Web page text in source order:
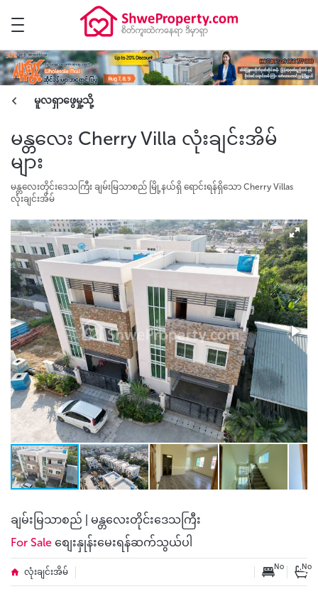
မန္တလေး Cherry Villa လုံးချင်းအိမ်
များ
မန္တလေးတိုင်းဒေသကြီး ချမ်းမြသာစည် မြို့နယ်ရှိ ရောင်းရန်ရှိသော Cherry Villas
လုံးချင်းအိမ်
မူလရှာဖွေမှု့သို့
ချမ်းမြသာစည် | မန္တလေးတိုင်းဒေသကြီး
For Sale စျေးနှုန်းမေးရန်ဆက်သွယ်ပါ
လုံးချင်းအိမ် No No